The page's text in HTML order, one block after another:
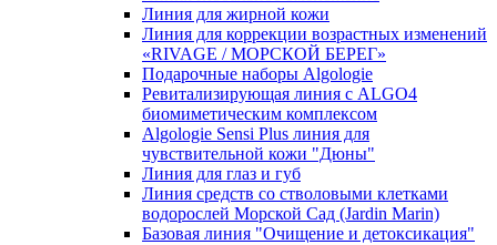
Линия для жирной кожи
Линия для коррекции возрастных изменений
«RIVAGE / МОРСКОЙ БЕРЕГ»
Подарочные наборы Algologie
Ревитализирующая линия с ALGO4
биомиметическим комплексом
Algologie Sensi Plus линия для
чувcтвительной кожи "Дюны"
Линия для глаз и губ
Линия средств со стволовыми клетками
водорослей Морской Сад (Jardin Marin)
Базовая линия "Очищение и детоксикация"